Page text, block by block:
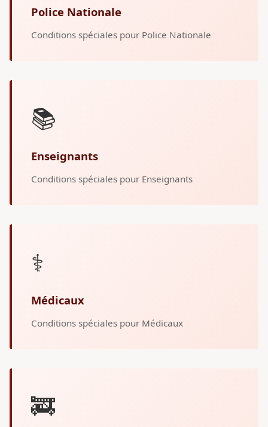
Police Nationale
Conditions spéciales pour Police Nationale
📚
Enseignants
Conditions spéciales pour Enseignants
⚕️
Médicaux
Conditions spéciales pour Médicaux
🚒